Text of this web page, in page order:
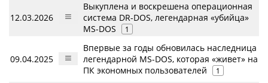
12.03.2026
Выкуплена и воскрешена операционная
система DR-DOS, легендарная «убийца»
MS-DOS
1
09.04.2025
Впервые за годы обновилась наследница
легендарной MS-DOS, которая «живет» на
ПК экономных пользователей
1